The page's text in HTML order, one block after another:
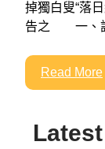
掉獨白叟“落
告之 一、
Read More